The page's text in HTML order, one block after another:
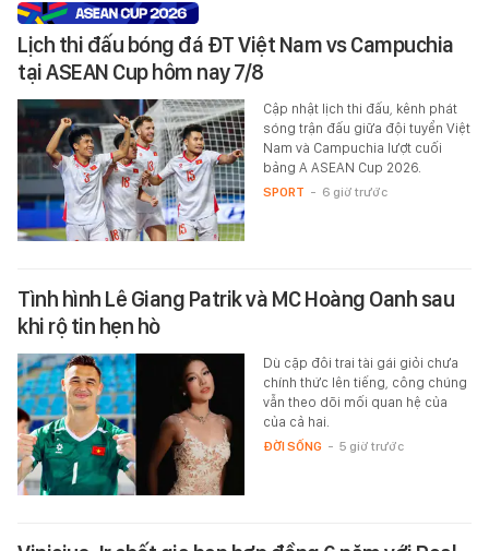
Lịch thi đấu bóng đá ĐT Việt Nam vs Campuchia
tại ASEAN Cup hôm nay 7/8
Cập nhật lịch thi đấu, kênh phát
sóng trận đấu giữa đội tuyển Việt
Nam và Campuchia lượt cuối
bảng A ASEAN Cup 2026.
SPORT - 6 giờ trước
Tình hình Lê Giang Patrik và MC Hoàng Oanh sau
khi rộ tin hẹn hò
Dù cặp đôi trai tài gái giỏi chưa
chính thức lên tiếng, công chúng
vẫn theo dõi mối quan hệ của
của cả hai.
ĐỜI SỐNG - 5 giờ trước